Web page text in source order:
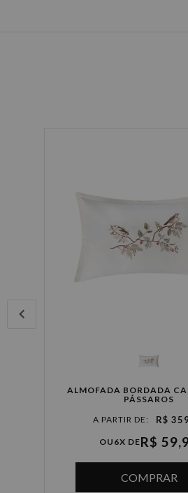
ALMOFADA BORDADA
PÁSSAROS
R$
OU 6X DER$
COMPRAR